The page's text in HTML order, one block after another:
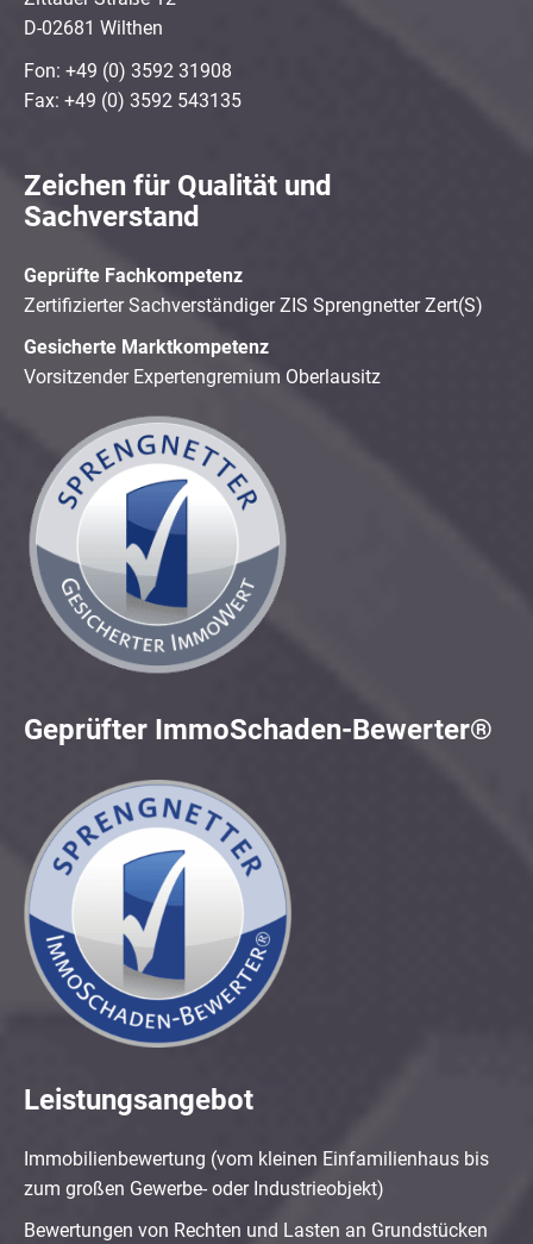
D-02681 Wilthen
Fon: +49 (0) 3592 31908
Fax: +49 (0) 3592 543135
Zeichen für Qualität und
Sachverstand
Geprüfte Fachkompetenz
Zertifizierter Sachverständiger ZIS Sprengnetter Zert(S)
Gesicherte Marktkompetenz
Vorsitzender Expertengremium Oberlausitz
Geprüfter ImmoSchaden-Bewerter®
Leistungsangebot
Immobilienbewertung (vom kleinen Einfamilienhaus bis
zum großen Gewerbe- oder Industrieobjekt)
Bewertungen von Rechten und Lasten an Grundstücken